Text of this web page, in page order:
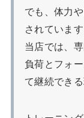
でも、体力
されています
当店では、
負荷とフォ
て継続でき